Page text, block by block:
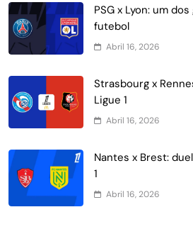
PSG x Lyon: um
futebol
Abril 16, 2026
Strasbourg x
Ligue 1
Abril 16, 2026
Nantes x Brest:
1
Abril 16, 2026